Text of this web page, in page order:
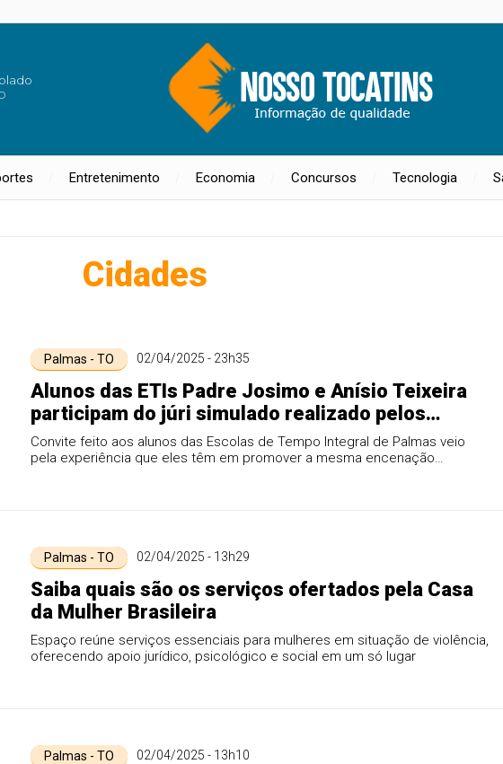
Entretenimento Economia Concursos Tecnologia
Cidades
Palmas - TO 02/04/2025 - 23h35
Alunos das ETIs Padre Josimo e Anísio Teixeira
participam do júri simulado realizado pelos
graduandos em direito da Unitins
Convite feito aos alunos das Escolas de Tempo Integral de Palmas veio
pela experiência que eles têm em promover a mesma encenação
Palmas - TO 02/04/2025 - 13h29
Saiba quais são os serviços ofertados pela Casa
da Mulher Brasileira
Espaço reúne serviços essenciais para mulheres em situação de violência,
oferecendo apoio jurídico, psicológico e social em um só lugar
Palmas - TO 02/04/2025 - 13h10